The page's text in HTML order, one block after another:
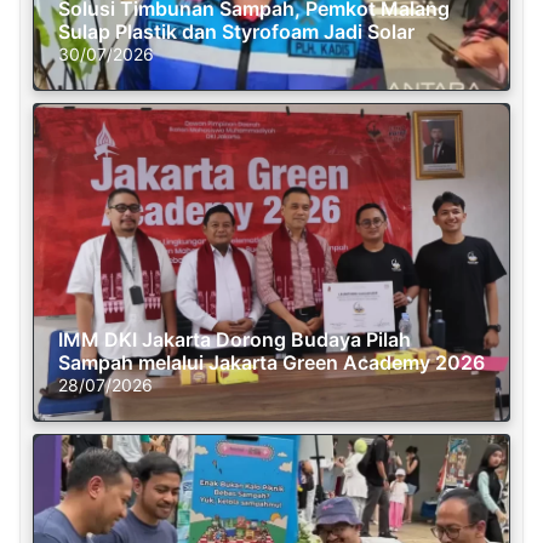
Solusi Timbunan Sampah, Pemkot Malang
Sulap Plastik dan Styrofoam Jadi Solar
30/07/2026
IMM DKI Jakarta Dorong Budaya Pilah
Sampah melalui Jakarta Green Academy 2026
28/07/2026